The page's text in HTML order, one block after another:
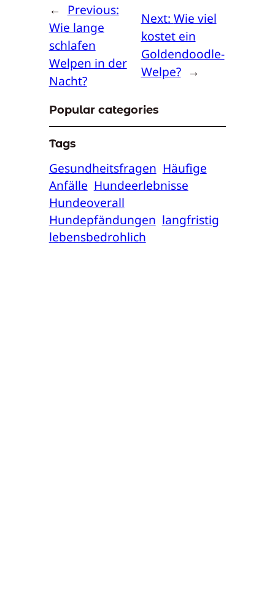
← Previous:
Wie lange
schlafen
Welpen in der
Nacht?
Next: Wie viel
kostet ein
Goldendoodle-
Welpe? →
Popular categories
Tags
Gesundheitsfragen Häufige
Anfälle Hundeerlebnisse
Hundeoverall
Hundepfändungen langfristig
lebensbedrohlich